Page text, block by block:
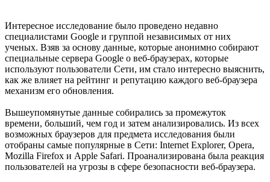
Интересное исследование было проведено недавно
специалистами Google и группой независимых от них
ученых. Взяв за основу данные, которые анонимно собирают
специальные сервера Google о веб-браузерах, которые
используют пользователи Сети, им стало интересно выяснить,
как же влияет на рейтинг и репутацию каждого веб-браузера
механизм его обновления.
Вышеупомянутые данные собирались за промежуток
времени, больший, чем год и затем анализировались. Из всех
возможных браузеров для предмета исследования были
отобраны самые популярные в Сети: Internet Explorer, Opera,
Mozilla Firefox и Apple Safari. Проанализирована была реакция
пользователей на угрозы в сфере безопасности веб-браузера.